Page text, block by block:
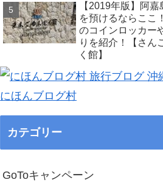
【2019年版】阿嘉
を預けるならここ
のコインロッカー
りを紹介！【さん
く館】
にほんブログ村
カテゴリー
GoToキャンペーン